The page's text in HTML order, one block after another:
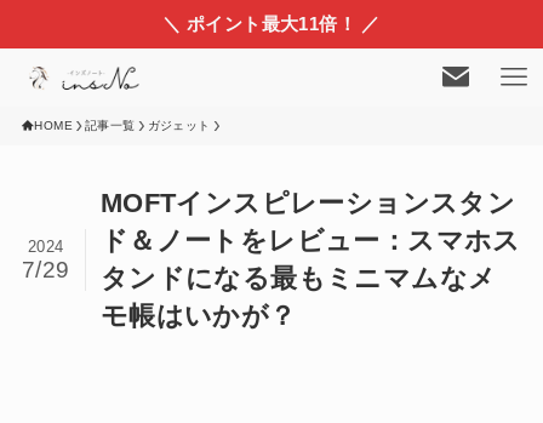
＼ ポイント最大11倍！ ／
HOME 記事一覧 ガジェット
MOFTインスピレーションスタン
ド＆ノートをレビュー：スマホス
タンドになる最もミニマムなメ
モ帳はいかが？
2024
7/29